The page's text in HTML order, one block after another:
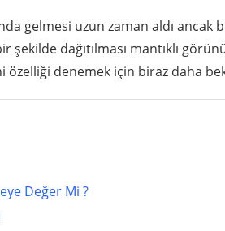
gelmesi uzun zaman aldı ancak
şekilde dağıtılması mantıklı
özelliği denemek için biraz daha
Değer Mi ?